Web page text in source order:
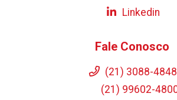
Linkedin
Fale Conosco
(21) 3088-4848
(21) 99602-